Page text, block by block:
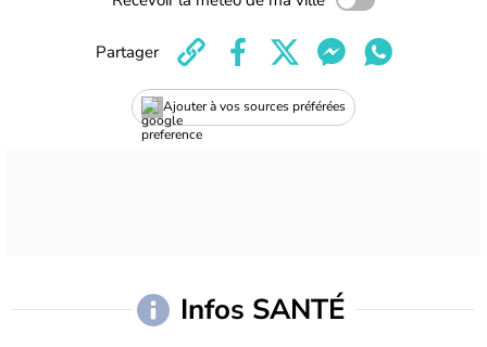
Ajouter à vos sources préférées
Partager
Infos SANTÉ